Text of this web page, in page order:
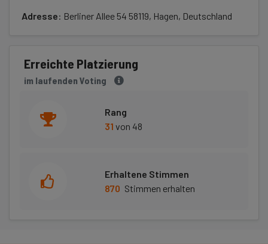
Erreichte Platzierung
im laufenden Voting
Rang
31von 48
Erhaltene Stimmen
870 Stimmen erhalten
Adresse: Berliner Allee 54 58119, Hagen, Deutschland